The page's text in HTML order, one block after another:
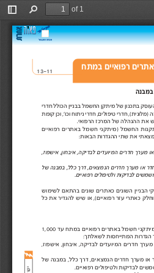
Toggle
Sidebar
Find
of 1
בתכנון של מיתקן החשמל בבניין הכולל חדרי
)מלונית(, חדרי טיפולים, חדרי ניתוח וכו', וכן קומת
החשמל )מיתקני חשמל באתרים רפואיים
או מערך חדרים הנמצאים, דרך כלל, במבנה של
הבניין השונים כאתרים שונים בהתאם לשימוש
כאתרי עזר רפואיים(, או שיש להגדיר את כל
חשמל באתרים רפואיים במתח עד 1,000
או מערך חדרים הנמצאים, דרך כלל, במבנה של
13-11